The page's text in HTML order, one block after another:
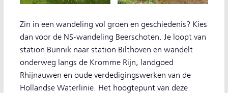
Zin in een wandeling vol groen en geschiedenis? Kies
dan voor de NS-wandeling Beerschoten. Je loopt van
station Bunnik naar station Bilthoven en wandelt
onderweg langs de Kromme Rijn, landgoed
Rhijnauwen en oude verdedigingswerken van de
Hollandse Waterlinie. Het hoogtepunt van deze